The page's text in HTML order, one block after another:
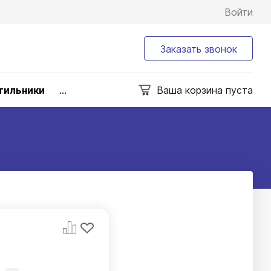
Войти
Заказать звонок
... Ваша корзина пуста